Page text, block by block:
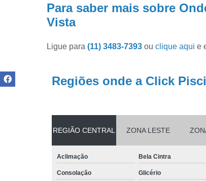
Para saber mais sobre
Vista
Ligue para (11) 3483-7393 ou clique aqui e
Regiões onde a Click
REGIÃO CENTRAL ZONA LESTE
Aclimação Bela Cintra
Consolação Glicério